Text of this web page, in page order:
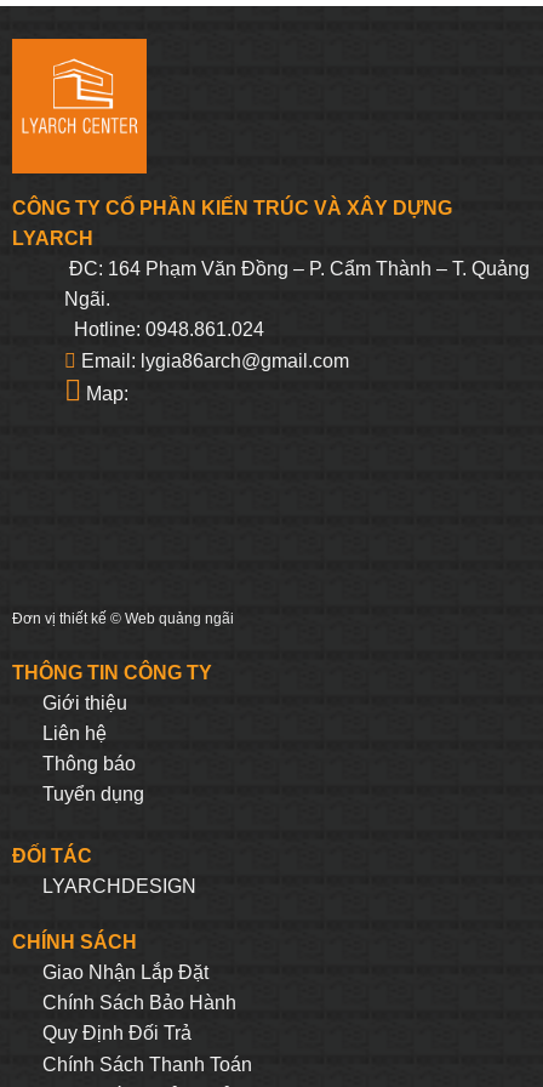
393.750₫.
CÔNG TY CỔ PHẦN KIẾN TRÚC VÀ XÂY DỰNG
LYARCH
ĐC: 164 Phạm Văn Đồng – P. Cẩm Thành – T. Quảng
Ngãi.
Hotline: 0948.861.024
Email: lygia86arch@gmail.com
Map:
Đơn vị thiết kế © Web quảng ngãi
THÔNG TIN CÔNG TY
Giới thiệu
Liên hệ
Thông báo
Tuyển dụng
ĐỐI TÁC
LYARCHDESIGN
CHÍNH SÁCH
Giao Nhận Lắp Đặt
Chính Sách Bảo Hành
Quy Định Đối Trả
Chính Sách Thanh Toán